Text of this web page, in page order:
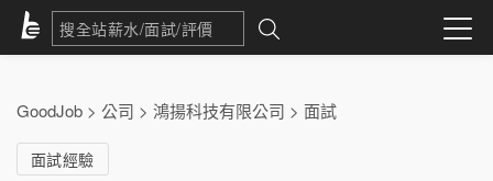
GoodJob > 公司 > 鴻揚科技有限公司 > 面試
面試經驗